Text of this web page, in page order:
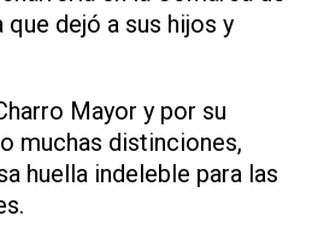
que dejó a sus hijos y
Mayor y por su
muchas distinciones,
huella indeleble para las